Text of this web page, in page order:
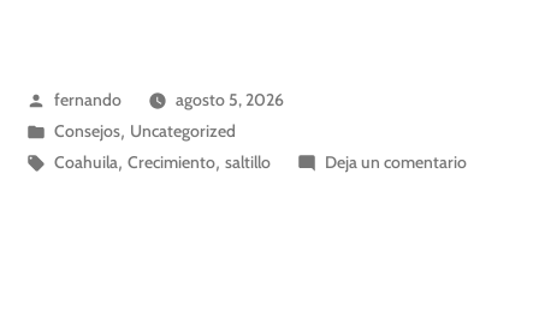
fernando
agosto 5, 2026
Consejos, Uncategorized
Coahuila,Crecimiento,saltillo Deja un comentario